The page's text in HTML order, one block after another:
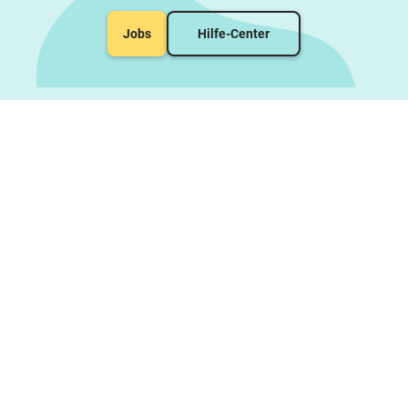
Jobs Hilfe-Center